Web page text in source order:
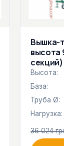
Вышка-
высота
секций)
Высота:
База:
Труба Ø:
Нагрузка:
36 024